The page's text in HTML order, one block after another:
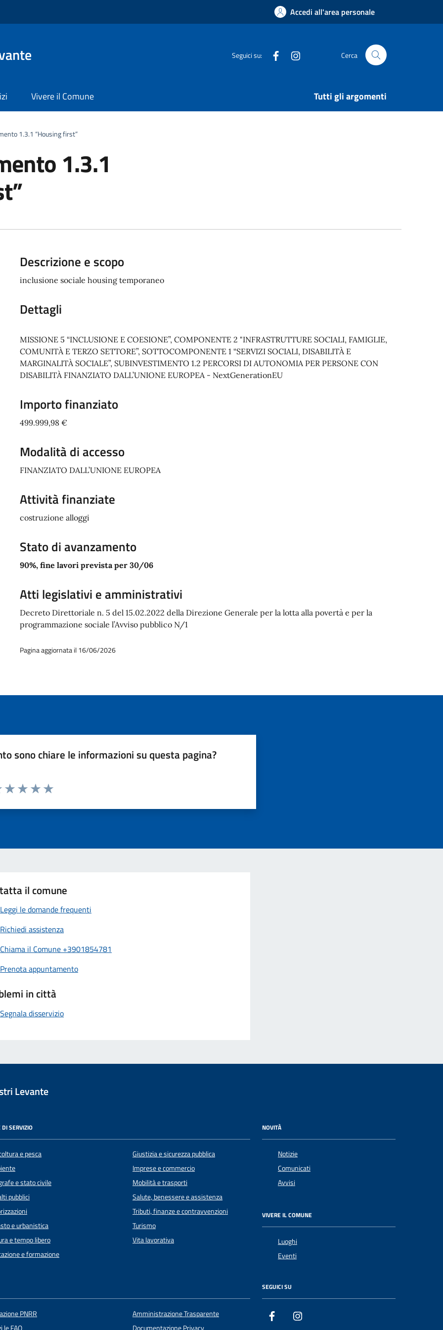
Accedi all'area personale
Seguici su: Facebook Cerca
Vivere il Comune Tutti gli argomenti
1.3.1 “Housing first”
1.3.1
Descrizione e scopo
inclusione sociale housing temporaneo
Dettagli
MISSIONE 5 “INCLUSIONE E COESIONE”, COMPONENTE 2 "INFRASTRUTTURE SOCIALI, FAMIGLIE,
COMUNITÀ E TERZO SETTORE”, SOTTOCOMPONENTE 1 “SERVIZI SOCIALI, DISABILITÀ E
MARGINALITÀ SOCIALE”, SUBINVESTIMENTO 1.2 PERCORSI DI AUTONOMIA PER PERSONE CON
DISABILITÀ FINANZIATO DALL’UNIONE EUROPEA - NextGenerationEU
Importo finanziato
499.999,98 €
Modalità di accesso
FINANZIATO DALL’UNIONE EUROPEA
Attività finanziate
costruzione alloggi
Stato di avanzamento
90%, fine lavori prevista per 30/06
Atti legislativi e amministrativi
Decreto Direttoriale n. 5 del 15.02.2022 della Direzione Generale per la lotta alla povertà e per la
programmazione sociale l’Avviso pubblico N/1
Pagina aggiornata il 16/06/2026
sono chiare le informazioni su questa pagina?
il comune
Leggi le domande frequenti
Richiedi assistenza
Chiama il Comune +3901854781
Prenota appuntamento
in città
Segnala disservizio
Levante
DI SERVIZIO
e pesca
e stato civile
pubblici
e urbanistica
e tempo libero
e formazione
Giustizia e sicurezza pubblica
Imprese e commercio
Mobilità e trasporti
Salute, benessere e assistenza
Tributi, finanze e contravvenzioni
Turismo
Vita lavorativa
NOVITÀ
Notizie
Comunicati
Avvisi
VIVERE IL COMUNE
Luoghi
Eventi
PNRR
le FAQ
Amministrazione Trasparente
Documentazione Privacy
SEGUICI SU
Facebook